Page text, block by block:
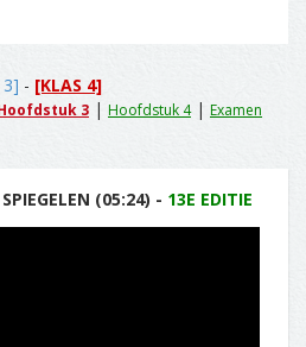
3] - [KLAS 4]
3 | Hoofdstuk 4| Examen
(05:24) - 13E EDITIE